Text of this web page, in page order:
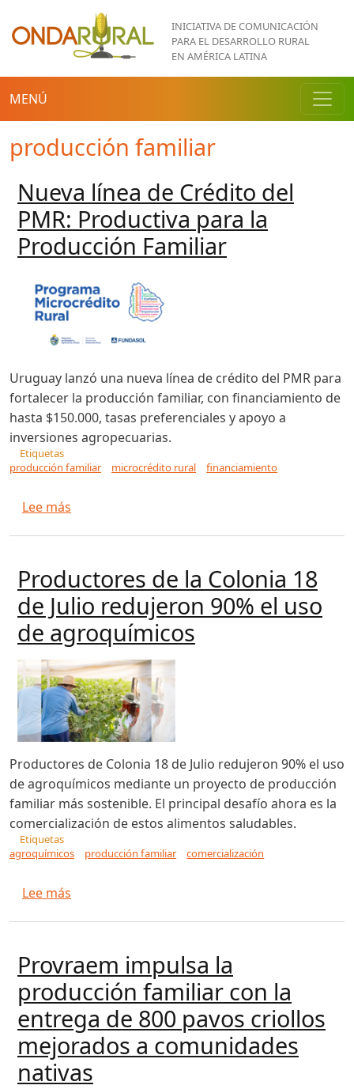
Pasar al contenido principal
INICIATIVA DE COMUNICACIÓN
PARA EL DESARROLLO RURAL
EN AMÉRICA LATINA
MENÚ
producción familiar
Nueva línea de Crédito del
PMR: Productiva para la
Producción Familiar
Uruguay lanzó una nueva línea de crédito del PMR para
fortalecer la producción familiar, con financiamiento de
hasta $150.000, tasas preferenciales y apoyo a
inversiones agropecuarias.
Etiquetas
producción familiar
microcrédito rural financiamiento
Lee más
Productores de la Colonia 18
de Julio redujeron 90% el uso
de agroquímicos
Productores de Colonia 18 de Julio redujeron 90% el uso
de agroquímicos mediante un proyecto de producción
familiar más sostenible. El principal desafío ahora es la
comercialización de estos alimentos saludables.
Etiquetas
agroquímicos
producción familiar comercialización
Lee más
Provraem impulsa la
producción familiar con la
entrega de 800 pavos criollos
mejorados a comunidades
nativas